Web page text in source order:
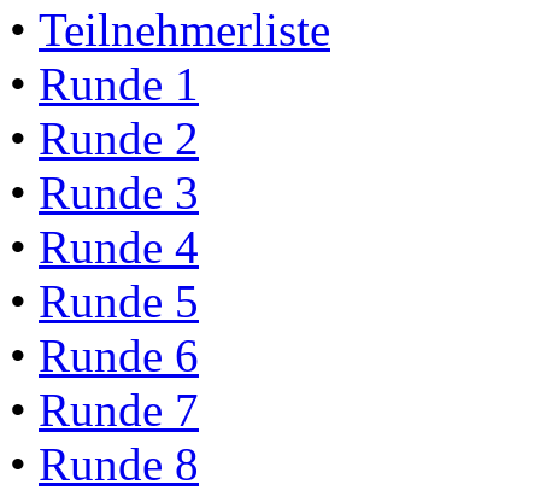
• Teilnehmerliste
• Runde 1
• Runde 2
• Runde 3
• Runde 4
• Runde 5
• Runde 6
• Runde 7
• Runde 8